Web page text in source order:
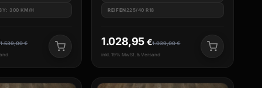
300 KM/H
1.539,00€
REIFEN225/40 R18
1.039,00€
1.028,95 €
inkl. 19% MwSt. & Versand